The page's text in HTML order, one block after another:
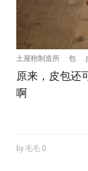
土屋鞄制造所 包
原来，皮包还
啊
by 毛毛.G